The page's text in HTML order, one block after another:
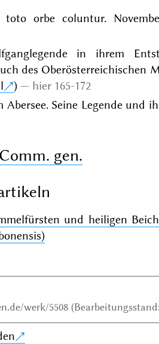
orbe coluntur.
in ihrem
des Oberösterreichischen
)
hier 165-172
Abersee. Seine Legende und
gen.
und heiligen
werk/5508 (Bearbeitungsstand: